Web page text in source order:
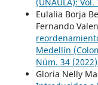
Eulalia Borja
Fernando
Medellín
Núm. 34
Gloria Nelly